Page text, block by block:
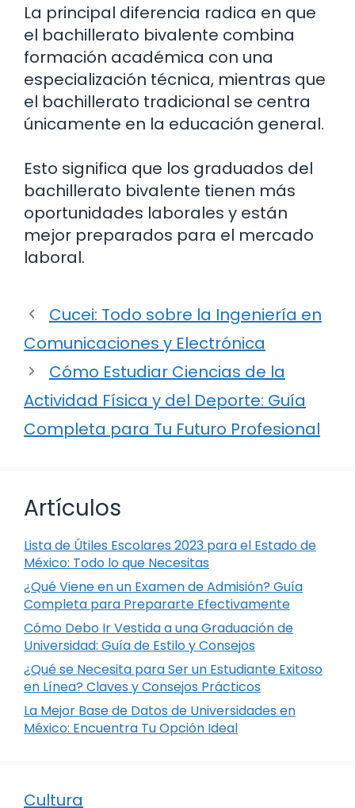
La principal diferencia radica en que
el bachillerato bivalente combina
formación académica con una
especialización técnica, mientras que
el bachillerato tradicional se centra
únicamente en la educación general.
Esto significa que los graduados del
bachillerato bivalente tienen más
oportunidades laborales y están
mejor preparados para el mercado
laboral.
Cucei: Todo sobre la Ingeniería en
Comunicaciones y Electrónica
Cómo Estudiar Ciencias de la
Actividad Física y del Deporte: Guía
Completa para Tu Futuro Profesional
Artículos
Lista de Útiles Escolares 2023 para el Estado de
México: Todo lo que Necesitas
¿Qué Viene en un Examen de Admisión? Guía
Completa para Prepararte Efectivamente
Cómo Debo Ir Vestida a una Graduación de
Universidad: Guía de Estilo y Consejos
¿Qué se Necesita para Ser un Estudiante Exitoso
en Línea? Claves y Consejos Prácticos
La Mejor Base de Datos de Universidades en
México: Encuentra Tu Opción Ideal
Cultura